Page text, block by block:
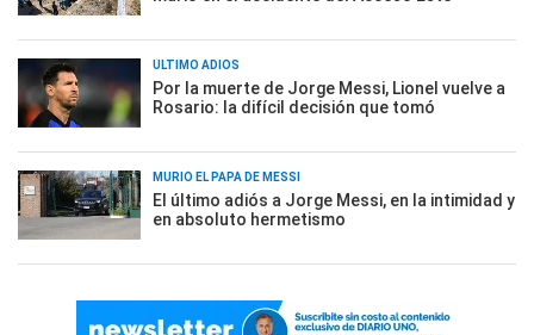
ÚLTIMO ADIÓS
Por la muerte de Jorge Messi, Lionel vuelve a
Rosario: la difícil decisión que tomó
MURIÓ EL PAPÁ DE MESSI
El último adiós a Jorge Messi, en la intimidad y
en absoluto hermetismo